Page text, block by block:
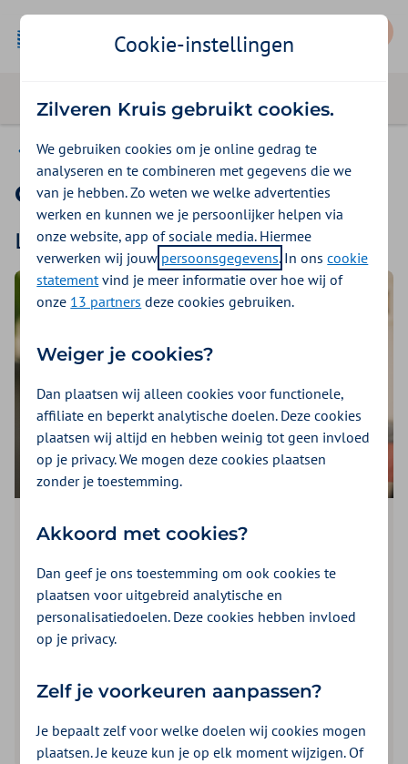
Op de werkvloer
Ontspannen op de werkvloer
Laatste artikelen
Artikel| 2 minuten lezen
Nooit meer druk, druk, druk
‘Hoe gaat het?’ ‘Druk, druk, druk…’ Het is een van de
meest gehoorde antwoorden op die vraag.
Meer ontspannen
Lees dit artikel
Cookie-instellingen
Zilveren Kruis gebruikt cookies.
We gebruiken cookies om je online gedrag te
analyseren en te combineren met gegevens die we
van je hebben. Zo weten we welke advertenties
werken en kunnen we je persoonlijker helpen via
onze website, app of sociale media. Hiermee
verwerken wij jouw persoonsgegevens. In onscookie
statementvind je meer informatie over hoe wij of
onze 13 partners deze cookies gebruiken.
Weiger je cookies?
Dan plaatsen wij alleen cookies voor functionele,
affiliate en beperkt analytische doelen. Deze cookies
plaatsen wij altijd en hebben weinig tot geen invloed
op je privacy. We mogen deze cookies plaatsen
zonder je toestemming.
Akkoord met cookies?
Dan geef je ons toestemming om ook cookies te
plaatsen voor uitgebreid analytische en
personalisatiedoelen. Deze cookies hebben invloed
op je privacy.
Zelf je voorkeuren aanpassen?
Je bepaalt zelf voor welke doelen wij cookies mogen
plaatsen. Je keuze kun je op elk moment wijzigen. Of